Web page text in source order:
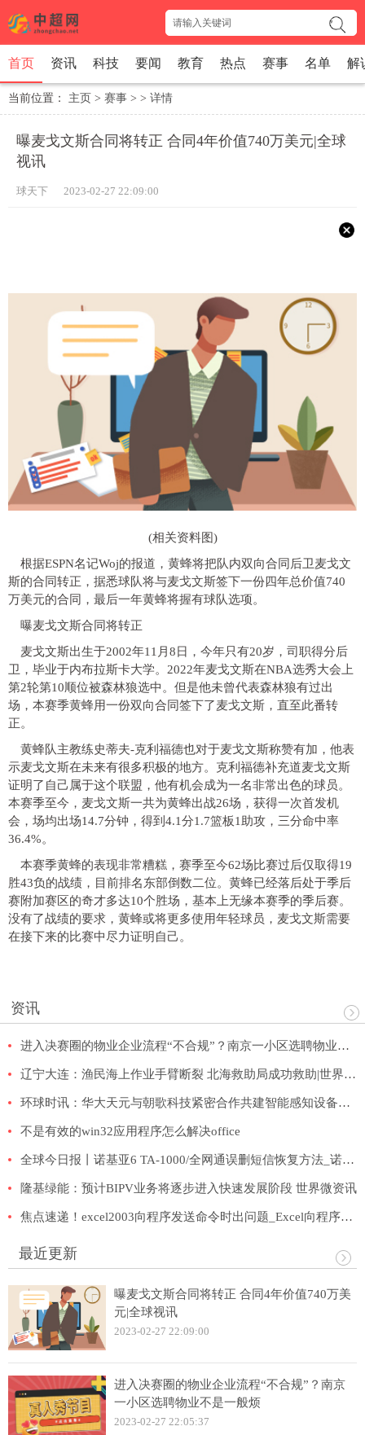
首页 资讯 科技 要闻 教育 热点 赛事 名单 解
当前位置： 主页 > 赛事 > > 详情
曝麦戈文斯合同将转正 合同4年价值740万美元|全球
视讯
球天下 2023-02-27 22:09:00
(相关资料图)
根据ESPN名记Woj的报道，黄蜂将把队内双向合同后卫麦戈文
斯的合同转正，据悉球队将与麦戈文斯签下一份四年总价值740
万美元的合同，最后一年黄蜂将握有球队选项。
曝麦戈文斯合同将转正
麦戈文斯出生于2002年11月8日，今年只有20岁，司职得分后
卫，毕业于内布拉斯卡大学。2022年麦戈文斯在NBA选秀大会上
第2轮第10顺位被森林狼选中。但是他未曾代表森林狼有过出
场，本赛季黄蜂用一份双向合同签下了麦戈文斯，直至此番转
正。
黄蜂队主教练史蒂夫-克利福德也对于麦戈文斯称赞有加，他表
示麦戈文斯在未来有很多积极的地方。克利福德补充道麦戈文斯
证明了自己属于这个联盟，他有机会成为一名非常出色的球员。
本赛季至今，麦戈文斯一共为黄蜂出战26场，获得一次首发机
会，场均出场14.7分钟，得到4.1分1.7篮板1助攻，三分命中率
36.4%。
本赛季黄蜂的表现非常糟糕，赛季至今62场比赛过后仅取得19
胜43负的战绩，目前排名东部倒数二位。黄蜂已经落后处于季后
赛附加赛区的奇才多达10个胜场，基本上无缘本赛季的季后赛。
没有了战绩的要求，黄蜂或将更多使用年轻球员，麦戈文斯需要
在接下来的比赛中尽力证明自己。
资讯
进入决赛圈的物业企业流程“不合规”？南京一小区选聘物业不是一般烦
辽宁大连：渔民海上作业手臂断裂 北海救助局成功救助|世界即时
环球时讯：华大天元与朝歌科技紧密合作共建智能感知设备生产基地
不是有效的win32应用程序怎么解决office
全球今日报丨诺基亚6 TA-1000/全网通误删短信恢复方法_诺基亚的短信删除了能恢复吗
隆基绿能：预计BIPV业务将逐步进入快速发展阶段 世界微资讯
焦点速递！excel2003向程序发送命令时出问题_Excel向程序发送命令时出现问题怎么办
最近更新
曝麦戈文斯合同将转正 合同4年价值740万美
元|全球视讯
2023-02-27 22:09:00
进入决赛圈的物业企业流程“不合规”？南京
一小区选聘物业不是一般烦
2023-02-27 22:05:37